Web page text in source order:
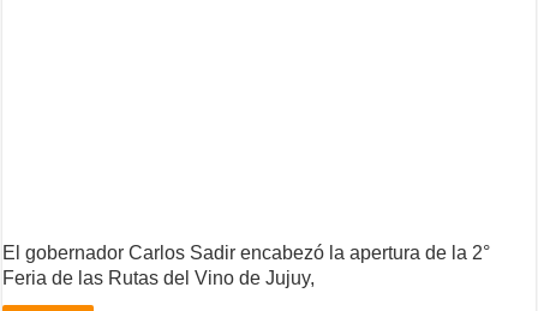
El gobernador Carlos Sadir encabezó la apertura de la 2°
Feria de las Rutas del Vino de Jujuy,